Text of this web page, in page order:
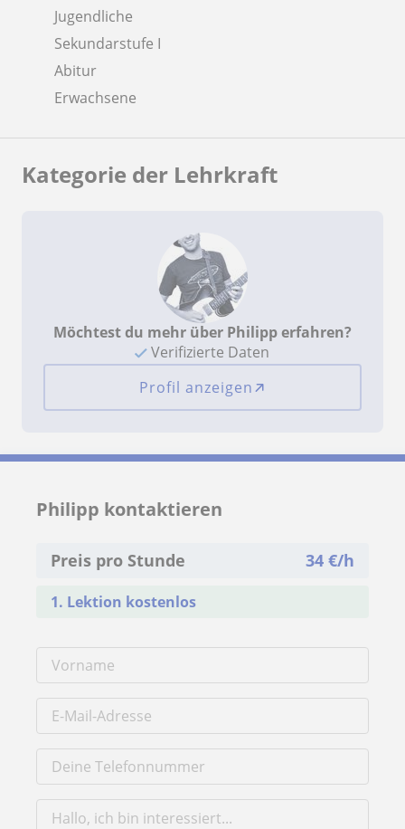
Jugendliche
Sekundarstufe I
Abitur
Erwachsene
Kategorie der Lehrkraft
Möchtest du mehr über Philipp erfahren?
Verifizierte Daten
Profil anzeigen
Philipp kontaktieren
Preis pro Stunde 34€/h
1. Lektion kostenlos